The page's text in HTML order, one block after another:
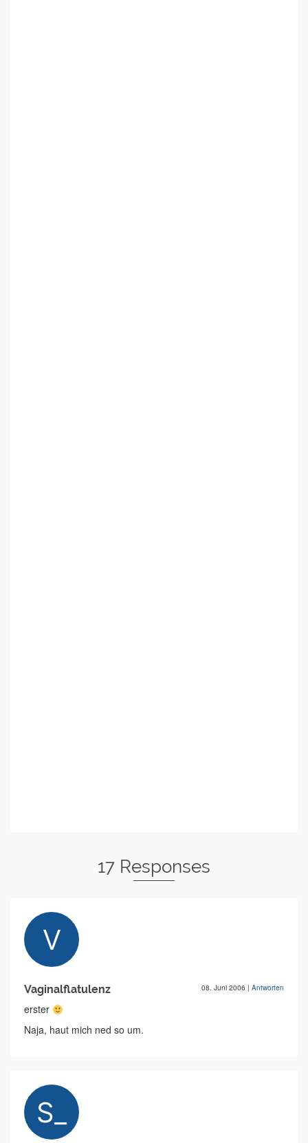
17 Responses
Vaginalflatulenz 08. Juni 2006 | Antworten
erster
Naja, haut mich ned so um.